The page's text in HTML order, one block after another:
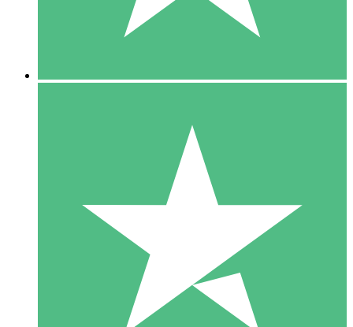
10 Descargas
20 00